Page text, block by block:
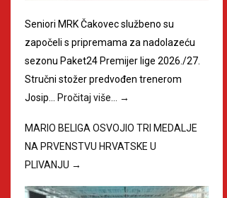
Seniori MRK Čakovec službeno su
započeli s pripremama za nadolazeću
sezonu Paket24 Premijer lige 2026./27.
Stručni stožer predvođen trenerom
Josip…
Pročitaj više… →
MARIO BELIGA OSVOJIO TRI MEDALJE
NA PRVENSTVU HRVATSKE U
PLIVANJU →